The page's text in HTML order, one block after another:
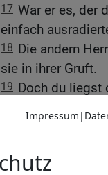
17 War er es, der
einfach
18 Die andern
sie in ihrer Gruft.
19 Doch du liegst
wie ein dürrer
bedeckt mit
die in ihrer
20 mit deinen